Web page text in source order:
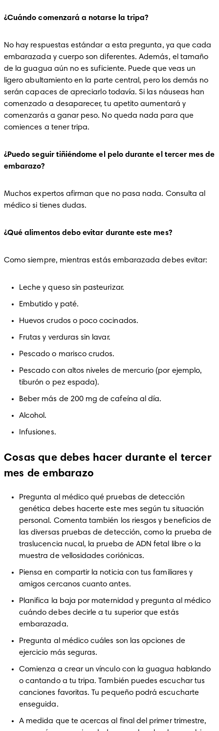
¿Cuándo comenzará a notarse la tripa?
No hay respuestas estándar a esta pregunta, ya que cada
embarazada y cuerpo son diferentes. Además, el tamaño
de la guagua aún no es suficiente. Puede que veas un
ligero abultamiento en la parte central, pero los demás no
serán capaces de apreciarlo todavía. Si las náuseas han
comenzado a desaparecer, tu apetito aumentará y
comenzarás a ganar peso. No queda nada para que
comiences a tener tripa.
¿Puedo seguir tiñiéndome el pelo durante el tercer mes de
embarazo?
Muchos expertos afirman que no pasa nada. Consulta al
médico si tienes dudas.
¿Qué alimentos debo evitar durante este mes?
Como siempre, mientras estás embarazada debes evitar:
Leche y queso sin pasteurizar.
Embutido y paté.
Huevos crudos o poco cocinados.
Frutas y verduras sin lavar.
Pescado o marisco crudos.
Pescado con altos niveles de mercurio (por ejemplo,
tiburón o pez espada).
Beber más de 200 mg de cafeína al día.
Alcohol.
Infusiones.
Cosas que debes hacer durante el tercer
mes de embarazo
Pregunta al médico qué pruebas de detección
genética debes hacerte este mes según tu situación
personal. Comenta también los riesgos y beneficios de
las diversas pruebas de detección, como la prueba de
traslucencia nucal, la prueba de ADN fetal libre o la
muestra de vellosidades coriónicas.
Piensa en compartir la noticia con tus familiares y
amigos cercanos cuanto antes.
Planifica la baja por maternidad y pregunta al médico
cuándo debes decirle a tu superior que estás
embarazada.
Pregunta al médico cuáles son las opciones de
ejercicio más seguras.
Comienza a crear un vínculo con la guagua hablando
o cantando a tu tripa. También puedes escuchar tus
canciones favoritas. Tu pequeño podrá escucharte
enseguida.
A medida que te acercas al final del primer trimestre,